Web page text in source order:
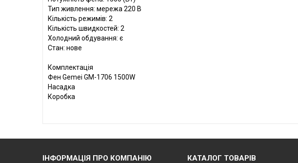
Тип живлення: мережа 220 В
Кількість режимів: 2
Кількість швидкостей: 2
Холодний обдування: є
Стан: нове
Комплектація
Фен Gemei GM-1706 1500W
Насадка
Коробка
ІНФОРМАЦІЯ ПРО КОМПАНІЮ КАТАЛОГ ТОВАРІВ